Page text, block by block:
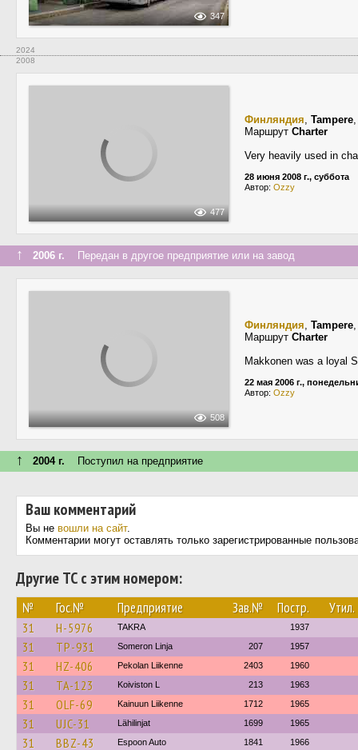
347
2024
2008
477
Финляндия, Tampere
Маршрут Charter
Very heavily used in
28 июня 2008 г., суббота
Автор: Ozzy
↑ 2006 г. Передан в другое предприятие или на завод
508
Финляндия, Tampere
Маршрут Charter
Makkonen was a loyal
22 мая 2006 г.,
Автор: Ozzy
↑ 2004 г. Поступил на предприятие
Ваш комментарий
Вы не вошли на сайт.
Комментарии могут оставлять только зарегистрированные
Другие ТС с этим номером:
№ Гос.№ Предприятие Зав.№ Постр. Утил.
31 H-5976 TAKRA 1937
31 TP-931 Someron Linja 207 1957
31 HZ-406 Pekolan Liikenne 2403 1960
31 TA-123 Koiviston L 213 1963
31 OLF-69 Kainuun Liikenne 1712 1965
31 UJC-31 Lähilinjat 1699 1965
31 BBZ-43 Espoon Auto 1841 1966